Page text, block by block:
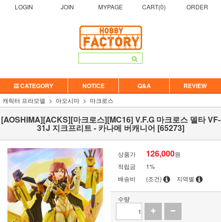
LOGIN JOIN MYPAGE CART(0) ORDER
CATEGORY NOTICE Q&A REVIEW
캐릭터 프라모델 아오시마 마크로스
[AOSHIMA][ACKS][마크로스][MC16] V.F.G 마크로스 델타 VF-
31J 지크프리트 - 카나메 버캐니어 [65273]
상품가 126,000원
적립금
1%
배송비
(조건) 지역별
수량